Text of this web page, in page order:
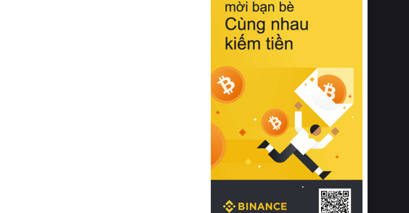
hồi chuẩn xác của phần đệm nâng đỡ
cột sống.
Bên cạnh đó, việc lựa chọn các dòng
sản phẩm đạt chuẩn chất lượng quốc
tế còn giúp ngăn ngừa tình trạng kích
khuẩn và nấm mốc trong điều kiện
thời tiết nóng ẩm. Bạn có thể tìm hiểu
thêm các nghiên cứu khoa học về tác
động của giấc ngủ và môi trường
phòng ngủ đối với sức khỏe con
người tại Sleep Foundation (External
Link) để có cái nhìn toàn diện hơn.
2. Các tiêu chí vàng khi lựa chọn
chăn ga gối đệm cao cấp cho phòng
ngủ
Để sở hữu một bộ chăn ga gối đệm
cao cấp hoàn hảo cả về thẩm mỹ lẫn
công năng, người tiêu dùng cần cân
nhắc kỹ lưỡng các tiêu chí quan trọng